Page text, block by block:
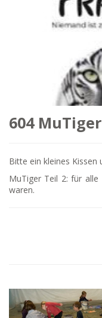
604
Bitte ein kleines Kissen
MuTiger Teil 2: für alle
waren.